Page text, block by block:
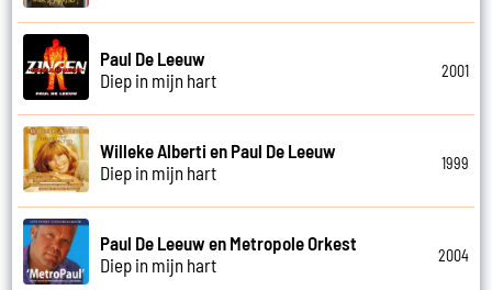
Paul De Leeuw
Diep in mijn hart
2001
Willeke Alberti en Paul De Leeuw
Diep in mijn hart
1999
Paul De Leeuw en Metropole Orkest
Diep in mijn hart
2004